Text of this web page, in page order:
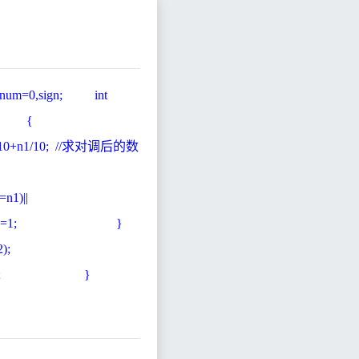
int
{
求对调后的数
sign=1; }
}